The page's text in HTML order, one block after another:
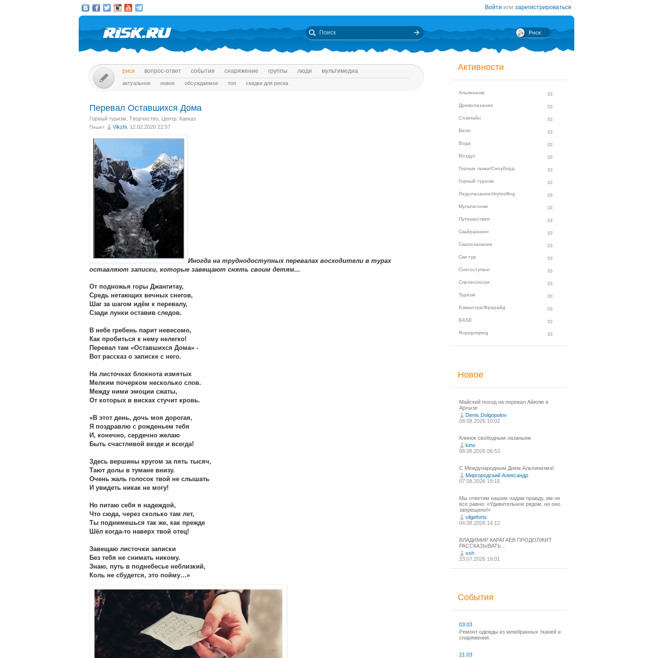
Войти или зарегистрироваться
риск вопрос-ответ события снаряжение группы люди мультимедиа
актуальное новое обсуждаемое топ скидки для риска
Перевал Оставшихся Дома
Горный туризм Творчество Центр. Кавказ
Пишет Vikzhi , 12.02.2020 22:57
Иногда на труднодоступных перевалах восходители в турах
оставляют записки, которые завещают снять своим детям...
От подножья горы Джангитау,
Средь нетающих вечных снегов,
Шаг за шагом идём к перевалу,
Сзади лунки оставив следов.
В небе гребень парит невесомо,
Как пробиться к нему нелегко!
Перевал там «Оставшихся Дома» -
Вот рассказ о записке с него.
На листочках блокнота измятых
Мелким почерком несколько слов.
Между ними эмоции сжаты,
От которых в висках стучит кровь.
«В этот день, дочь моя дорогая,
Я поздравлю с рожденьем тебя
И, конечно, сердечно желаю
Быть счастливой везде и всегда!
Здесь вершины кругом за пять тысяч,
Тают долы в тумане внизу.
Очень жаль голосок твой не слышать
И увидеть никак не могу!
Но питаю себя я надеждой,
Что сюда, через сколько там лет,
Ты поднимешься так же, как прежде
Шёл когда-то наверх твой отец!
Завещаю листочки записки
Без тебя не снимать никому.
Знаю, путь в поднебесье неблизкий,
Коль не сбудется, это пойму…»
Активности
Альпинизм
Древолазание
Слэклайн
Вело
Вода
Воздух
Горные лыжи/Сноуборд
Горный туризм
Ледолазание/drytoolling
Мультигонки
Путешествия
Скайраннинг
Скалолазание
Ски-тур
Снегоступинг
Спелеология
Туризм
Бэккантри/Фрирайд
BASE
Ropejumping
Новое
Майский поход на перевал Айюлю в
Архызе
Denis.Dolgopolov
08.08.2026 10:02
Клинок свободным лазаньем
kino
08.08.2026 06:53
С Международным Днем Альпинизма!⁠
Миргородский Александр
07.08.2026 19:16
Мы ответим нашим чадам правду, им не
все равно: «Удивительное рядом, но оно
запрещено!»
vilgeforts
04.08.2026 14:12
ВЛАДИМИР КАРАТАЕВ ПРОДОЛЖИТ
РАССКАЗЫВАТЬ…
ssh
23.07.2026 19:01
События
03.03
Ремонт одежды из мембранных тканей и
снаряжения.
21.03